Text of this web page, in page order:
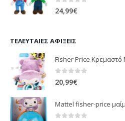
0 out of 5
24,99€
ΤΕΛΕΥΤΑΊΕΣ ΑΦΊΞΕΙΣ
0 out of 5
20,99€